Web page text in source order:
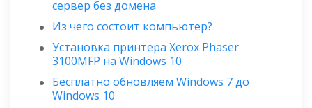
сервер без домена
Из чего состоит компьютер?
Установка принтера Xerox Phaser
3100MFP на Windows 10
Бесплатно обновляем Windows 7 до
Windows 10